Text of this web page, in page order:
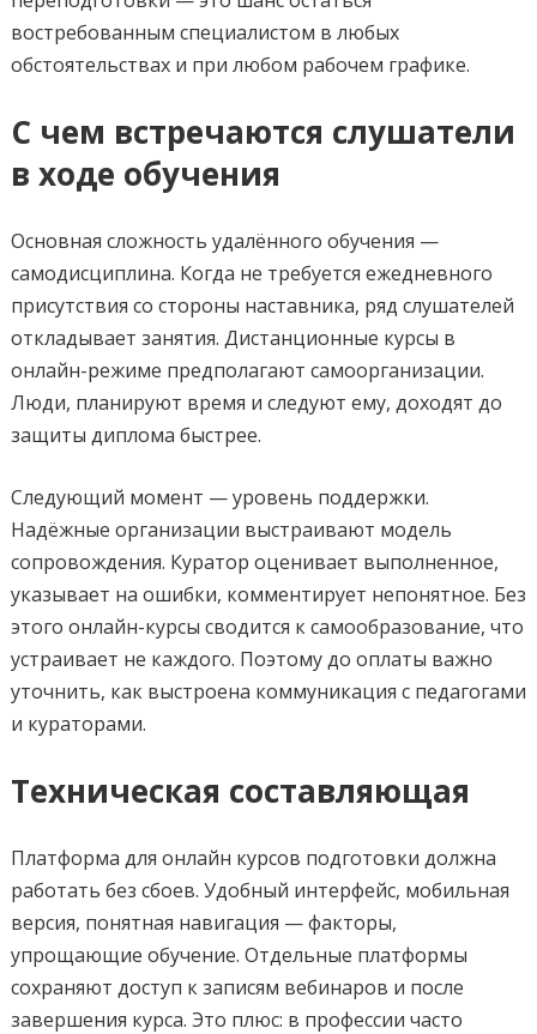
востребованным специалистом в любых
обстоятельствах и при любом рабочем графике.
С чем встречаются слушатели
в ходе обучения
Основная сложность удалённого обучения —
самодисциплина. Когда не требуется ежедневного
присутствия со стороны наставника, ряд слушателей
откладывает занятия. Дистанционные курсы в
онлайн-режиме предполагают самоорганизации.
Люди, планируют время и следуют ему, доходят до
защиты диплома быстрее.
Следующий момент — уровень поддержки.
Надёжные организации выстраивают модель
сопровождения. Куратор оценивает выполненное,
указывает на ошибки, комментирует непонятное. Без
этого онлайн-курсы сводится к самообразование, что
устраивает не каждого. Поэтому до оплаты важно
уточнить, как выстроена коммуникация с педагогами
и кураторами.
Техническая составляющая
Платформа для онлайн курсов подготовки должна
работать без сбоев. Удобный интерфейс, мобильная
версия, понятная навигация — факторы,
упрощающие обучение. Отдельные платформы
сохраняют доступ к записям вебинаров и после
завершения курса. Это плюс: в профессии часто